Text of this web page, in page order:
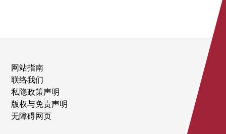
网站指南
联络我们
私隐政策声明
版权与免责声明
无障碍网页